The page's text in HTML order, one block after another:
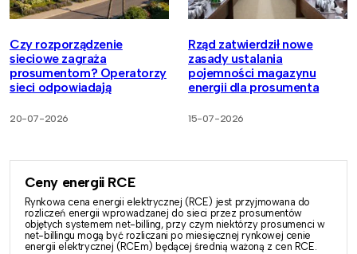
Czy rozporządzenie
sieciowe zagraża
prosumentom? Operatorzy
sieci odpowiadają
20-07-2026
Rząd zatwierdził nowe
zasady ustalania
pojemności magazynu
energii dla prosumenta
15-07-2026
Ceny energii RCE
Rynkowa cena energii elektrycznej (RCE) jest przyjmowana do
rozliczeń energii wprowadzanej do sieci przez prosumentów
objętych systemem net-billing, przy czym niektórzy prosumenci w
net-billingu mogą być rozliczani po miesięcznej rynkowej cenie
energii elektrycznej (RCEm) będącej średnią ważoną z cen RCE.